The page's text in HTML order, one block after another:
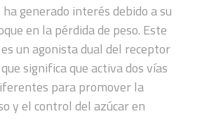
generado interés debido a su
en la pérdida de peso. Este
un agonista dual del receptor
significa que activa dos vías
para promover la
y el control del azúcar en